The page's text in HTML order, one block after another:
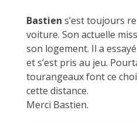
Bastien s’est toujours
voiture. Son actuelle
son logement. Il a
et s’est pris au jeu.
tourangeaux font ce
cette distance.
Merci Bastien.